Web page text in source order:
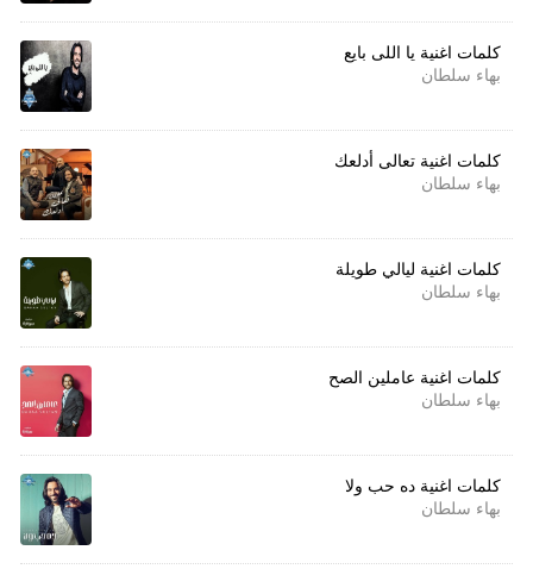
كلمات اغنية يا اللى بايع
بهاء سلطان
كلمات اغنية تعالى أدلعك
بهاء سلطان
كلمات اغنية ليالي طويلة
بهاء سلطان
كلمات اغنية عاملين الصح
بهاء سلطان
كلمات اغنية ده حب ولا
بهاء سلطان